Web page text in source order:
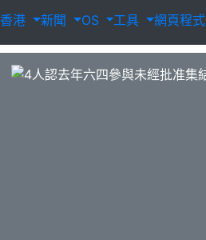
香港 新聞 OS 工具 網頁程式